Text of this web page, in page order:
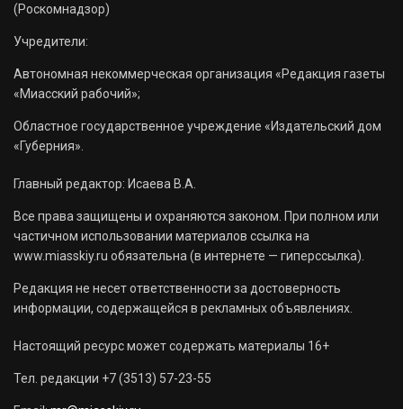
(Роскомнадзор)
Учредители:
Автономная некоммерческая организация «Редакция газеты
«Миасский рабочий»;
Областное государственное учреждение «Издательский дом
«Губерния».
Главный редактор: Исаева В.А.
Все права защищены и охраняются законом. При полном или
частичном использовании материалов ссылка на
www.miasskiy.ru обязательна (в интернете — гиперссылка).
Редакция не несет ответственности за достоверность
информации, содержащейся в рекламных объявлениях.
Настоящий ресурс может содержать материалы 16+
Тел. редакции +7 (3513) 57-23-55